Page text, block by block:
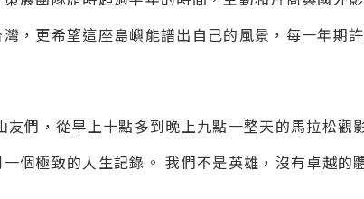
，更希望這座島嶼能譜出自己的風景，每一年期
們，從早上十點多到晚上九點一整天的馬拉松
個極致的人生記錄。 我們不是英雄，沒有卓越的